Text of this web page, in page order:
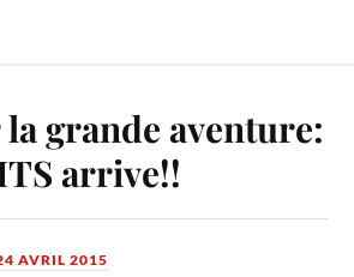
grande aventure:
arrive!!
AVRIL 2015